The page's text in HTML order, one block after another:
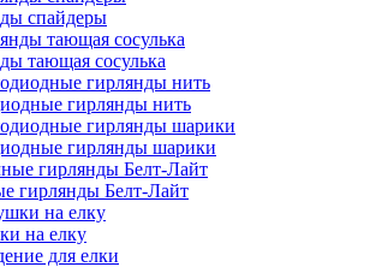
спайдеры
тающая сосулька
гирлянды нить
гирлянды шарики
гирлянды Белт-Лайт
на елку
для елки